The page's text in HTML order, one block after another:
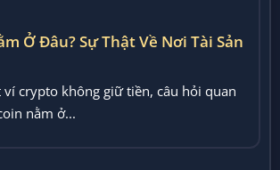
Ở Đâu? Sự Thật Về Nơi Tài Sản
ví crypto không giữ tiền, câu hỏi quan
nằm ở...